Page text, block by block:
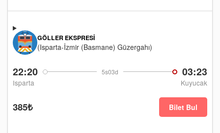
22:20 5s03d 03:23
Isparta Kuyucak
GÖLLER EKSPRESI
(Isparta-İzmir (Basmane) Güzergahı)
385₺ Bilet Bul